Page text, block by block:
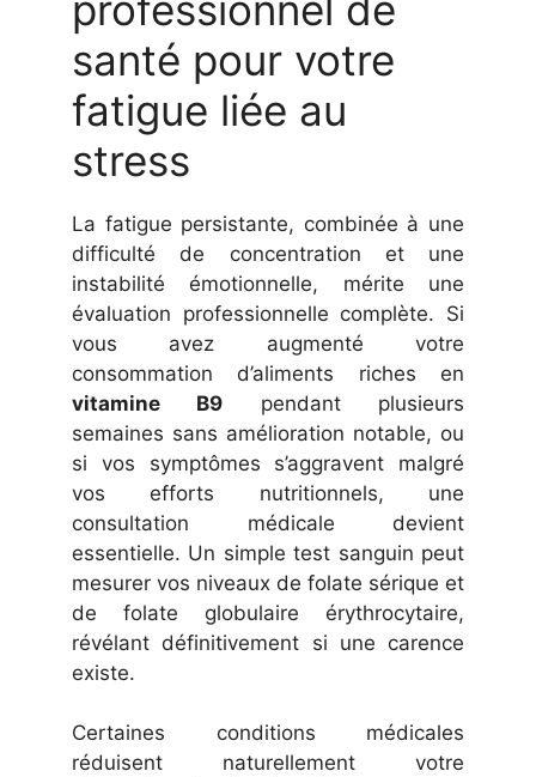
santé pour votre
fatigue liée au
stress
La fatigue persistante, combinée à une
difficulté de concentration et une
instabilité émotionnelle, mérite une
évaluation professionnelle complète. Si
vous avez augmenté votre
consommation d’aliments riches en
vitamine B9 pendant plusieurs
semaines sans amélioration notable, ou
si vos symptômes s’aggravent malgré
vos efforts nutritionnels, une
consultation médicale devient
essentielle. Un simple test sanguin peut
mesurer vos niveaux de folate sérique et
de folate globulaire érythrocytaire,
révélant définitivement si une carence
existe.
Certaines conditions médicales
réduisent naturellement votre